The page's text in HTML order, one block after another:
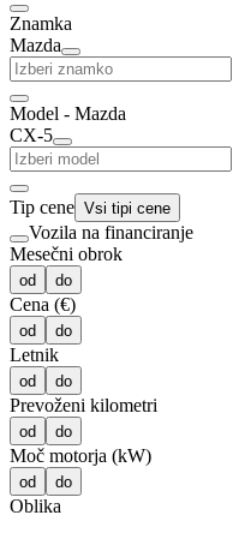
Znamka
Mazda
Model - Mazda
CX-5
Tip cene Vsi tipi cene
Vozila na financiranje
Mesečni obrok
od do
Cena (€)
od do
Letnik
od do
Prevoženi kilometri
od do
Moč motorja (kW)
od do
Oblika